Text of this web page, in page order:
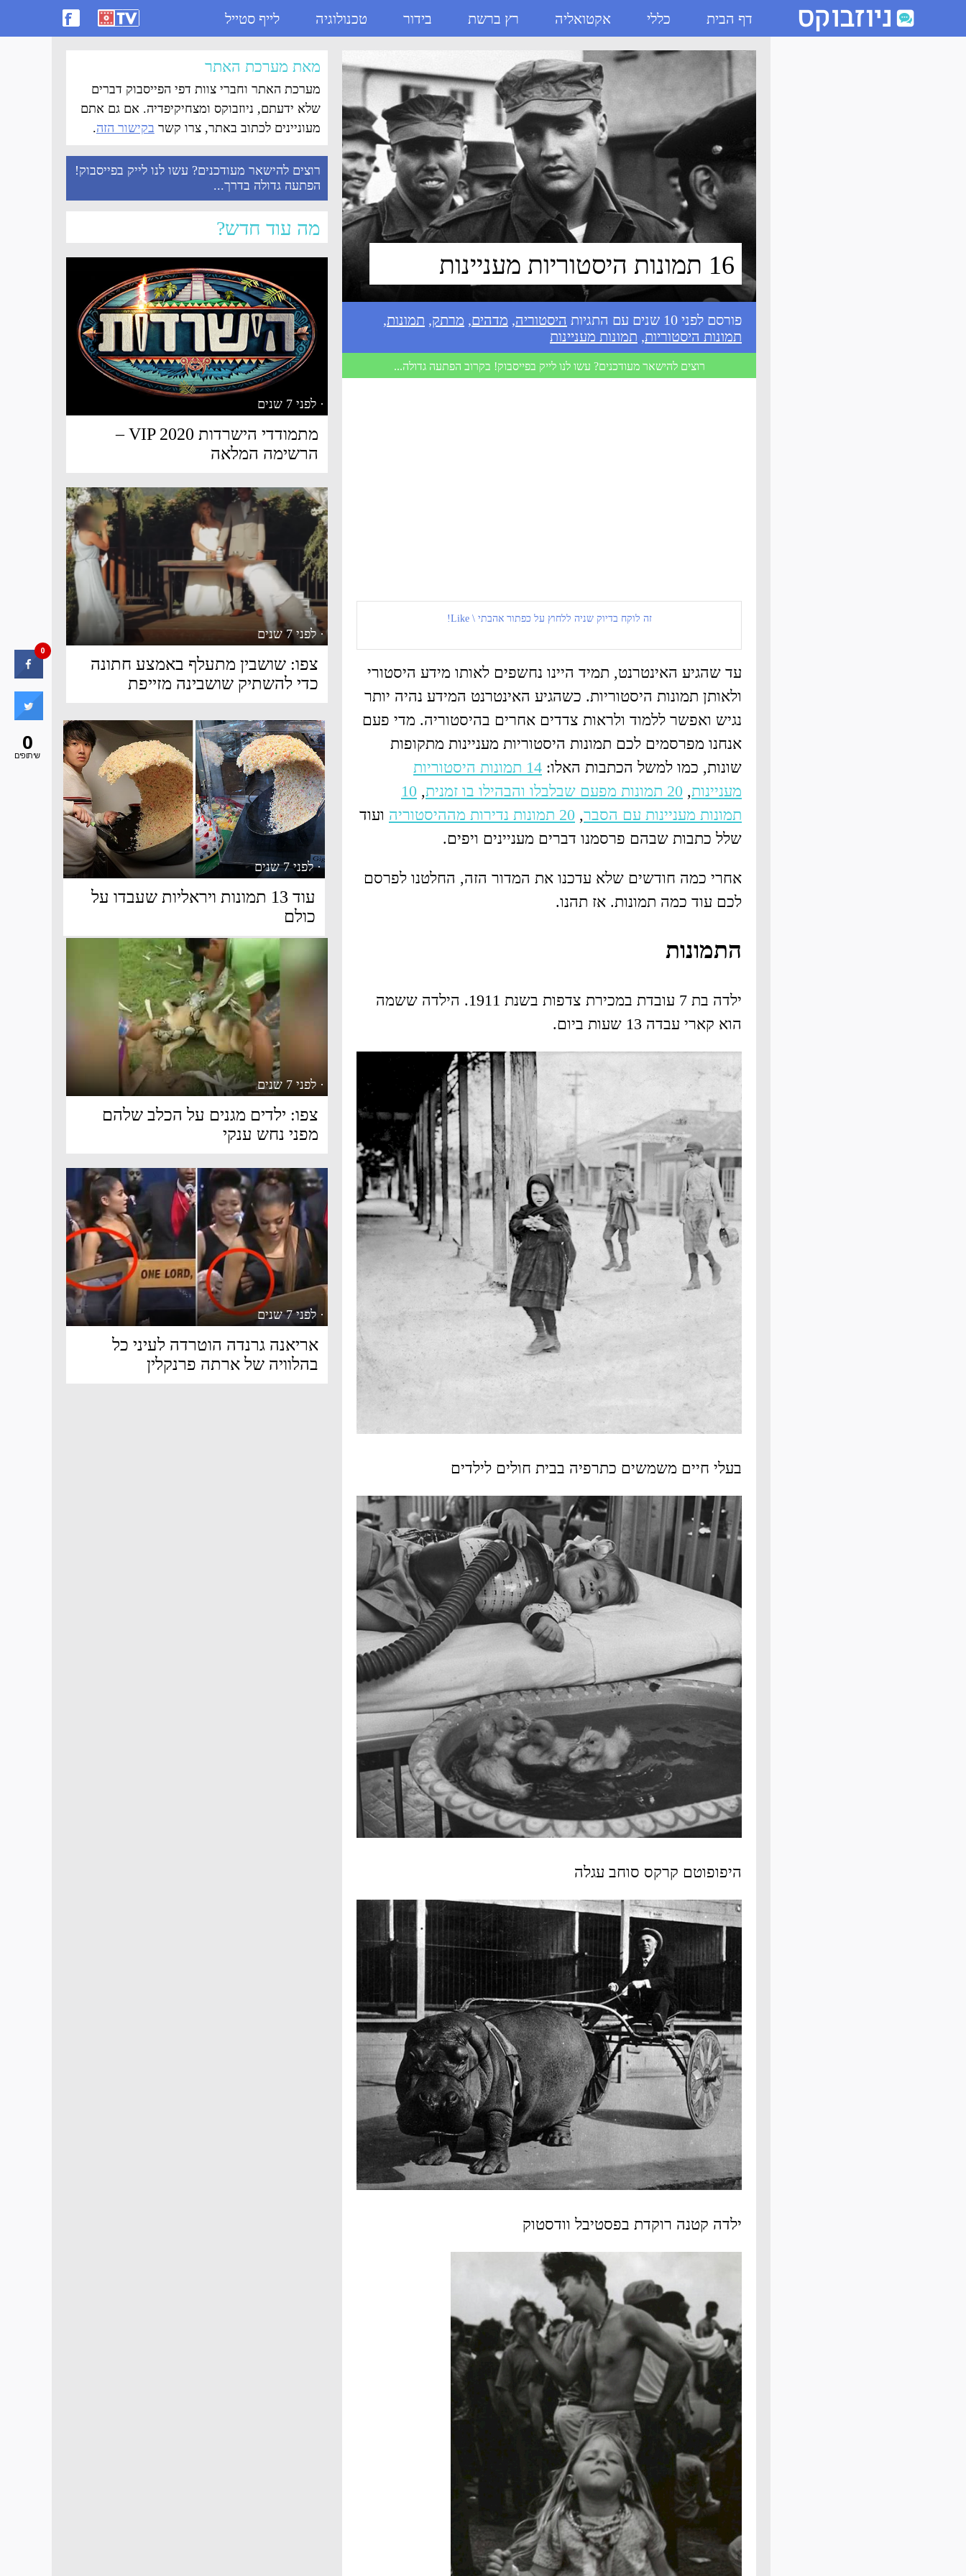
דף הבית כללי אקטואליה רץ ברשת בידור טכנולוגיה לייף סטייל 16 תמונות היסטוריות מעניינות - ניוזבוקס
16 תמונות היסטוריות מעניינות
פורסם לפני 10 שנים עם התגיות היסטוריה, מדהים, מרתק, תמונות,
תמונות היסטוריות, תמונות מעניינות
רוצים להישאר מעודכנים? עשו לנו לייק בפייסבוק! בקרוב הפתעה גדולה...
זה לוקח בדיוק שניה ללחוץ על כפתור אהבתי \ Like!
עד שהגיע האינטרנט, תמיד היינו נחשפים לאותו מידע היסטורי
ולאותן תמונות היסטוריות. כשהגיע האינטרנט המידע נהיה יותר
נגיש ואפשר ללמוד ולראות צדדים אחרים בהיסטוריה. מדי פעם
אנחנו מפרסמים לכם תמונות היסטוריות מעניינות מתקופות
שונות, כמו למשל הכתבות האלו:
14 תמונות היסטוריות
מעניינות, 20 תמונות מפעם שבלבלו והבהילו בו זמנית ,
10
תמונות מעניינות עם הסבר, 20 תמונות נדירות מההיסטוריה
ועוד
שלל כתבות שבהם פרסמנו דברים מעניינים ויפים.
אחרי כמה חודשים שלא עדכנו את המדור הזה, החלטנו לפרסם
לכם עוד כמה תמונות. אז תהנו.
התמונות
ילדה בת 7 עובדת במכירת צדפות בשנת 1911. הילדה ששמה
הוא קארי עבדה 13 שעות ביום.
בעלי חיים משמשים כתרפיה בבית חולים לילדים
היפופוטם קרקס סוחב עגלה
ילדה קטנה רוקדת בפסטיבל וודסטוק
מאת מערכת האתר
מערכת האתר וחברי צוות דפי הפייסבוק דברים
שלא ידעתם, ניוזבוקס ומצחיקיפדיה. אם גם אתם
מעוניינים לכתוב באתר, צרו קשר בקישור הזה.
רוצים להישאר מעודכנים? עשו לנו לייק בפייסבוק!
הפתעה גדולה בדרך...
מה עוד חדש?
· לפני 7 שנים
מתמודדי הישרדות VIP 2020 –
הרשימה המלאה
· לפני 7 שנים
צפו: שושבין מתעלף באמצע חתונה
כדי להשתיק שושבינה מזייפת
· לפני 7 שנים
עוד 13 תמונות ויראליות שעבדו על
כולם
· לפני 7 שנים
צפו: ילדים מגנים על הכלב שלהם
מפני נחש ענקי
· לפני 7 שנים
אריאנה גרנדה הוטרדה לעיני כל
בהלוויה של ארתה פרנקלין
0
0
שיתופים